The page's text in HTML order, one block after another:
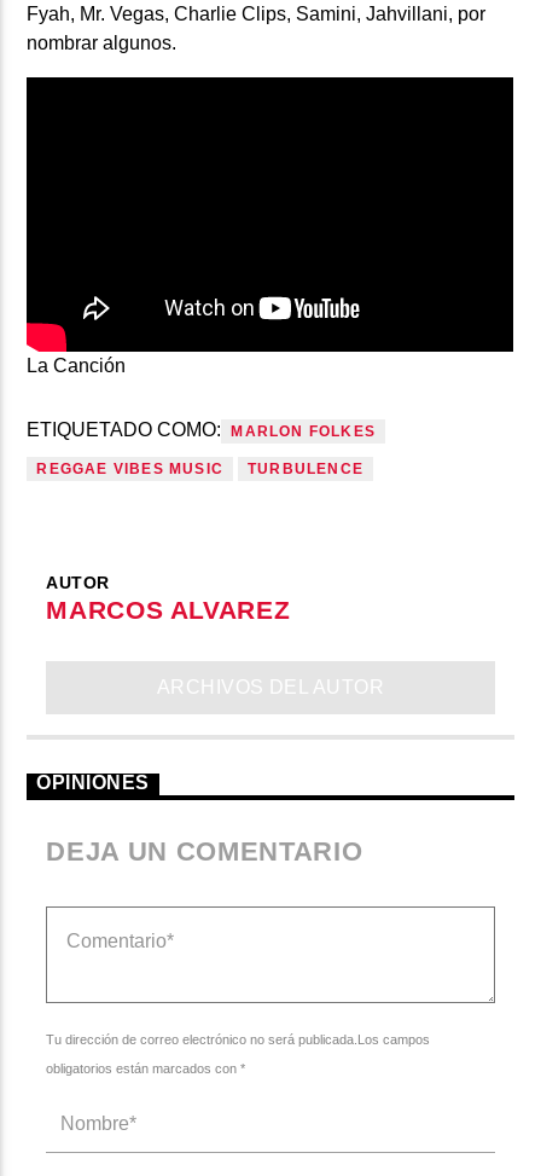
Fyah, Mr. Vegas, Charlie Clips, Samini, Jahvillani, por
nombrar algunos.
La Canción
ETIQUETADO COMO: MARLON FOLKES
REGGAE VIBES MUSIC TURBULENCE
AUTOR
MARCOS ALVAREZ
ARCHIVOS DEL AUTOR
OPINIONES
DEJA UN COMENTARIO
Tu dirección de correo electrónico no será publicada.Los campos
obligatorios están marcados con *